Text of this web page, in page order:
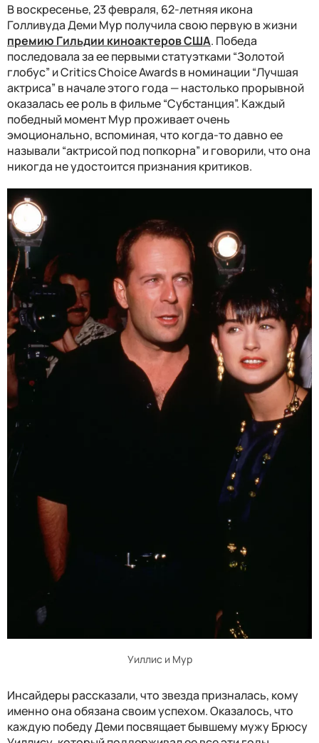
В воскресенье, 23 февраля, 62-летняя икона
Голливуда Деми Мур получила свою первую в жизни
премию Гильдии киноактеров США. Победа
последовала за ее первыми статуэтками “Золотой
глобус” и Critics Choice Awards в номинации “Лучшая
актриса” в начале этого года — настолько прорывной
оказалась ее роль в фильме “Субстанция”. Каждый
победный момент Мур проживает очень
эмоционально, вспоминая, что когда-то давно ее
называли “актрисой под попкорна” и говорили, что она
никогда не удостоится признания критиков.
Уиллис и Мур
Инсайдеры рассказали, что звезда призналась, кому
именно она обязана своим успехом. Оказалось, что
каждую победу Деми посвящает бывшему мужу Брюсу